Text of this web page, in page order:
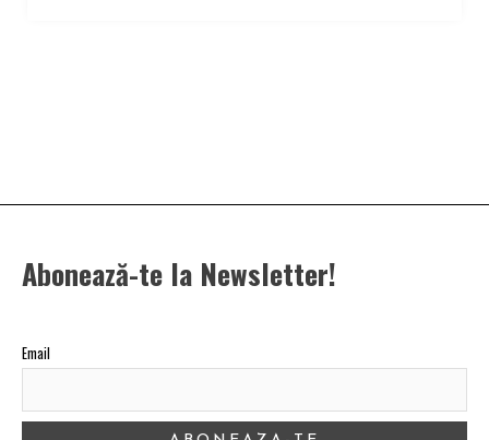
Abonează-te la Newsletter!
Email